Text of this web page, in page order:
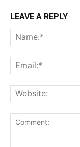
LEAVE A REPLY